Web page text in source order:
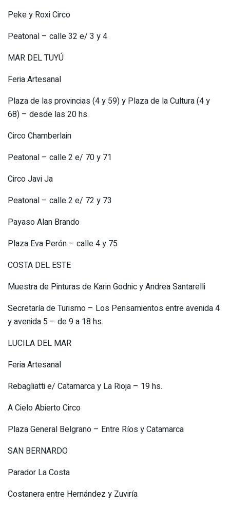
Peke y Roxi Circo
Peatonal – calle 32 e/ 3 y 4
MAR DEL TUYÚ
Feria Artesanal
Plaza de las provincias (4 y 59) y Plaza de la Cultura (4 y
68) – desde las 20 hs.
Circo Chamberlain
Peatonal – calle 2 e/ 70 y 71
Circo Javi Ja
Peatonal – calle 2 e/ 72 y 73
Payaso Alan Brando
Plaza Eva Perón – calle 4 y 75
COSTA DEL ESTE
Muestra de Pinturas de Karin Godnic y Andrea Santarelli
Secretaría de Turismo – Los Pensamientos entre avenida 4
y avenida 5 – de 9 a 18 hs.
LUCILA DEL MAR
Feria Artesanal
Rebagliatti e/ Catamarca y La Rioja – 19 hs.
A Cielo Abierto Circo
Plaza General Belgrano – Entre Ríos y Catamarca
SAN BERNARDO
Parador La Costa
Costanera entre Hernández y Zuviría